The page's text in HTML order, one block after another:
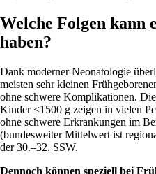
Welche Folgen kann
haben?
Dank moderner Neonatologie
meisten sehr kleinen
ohne schwere Komplikationen.
Kinder <1500 g zeigen in vielen
ohne schwere Erkrankungen im
(bundesweiter Mittelwert ist
der 30.–32. SSW.
Dennoch können speziell bei